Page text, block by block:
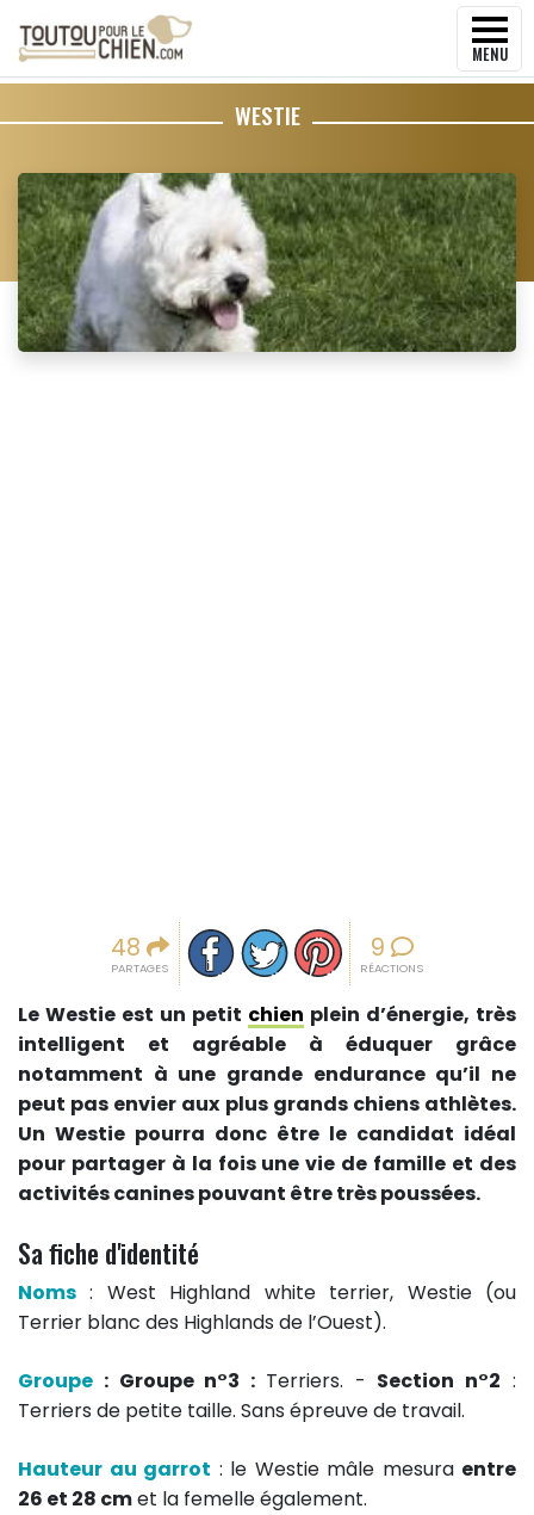
MENU
WESTIE
48
PARTAGES
Partager sur facebook
Partager sur Twitter
Epingler sur Pinterest
9
RÉACTIONS
Le Westie est un petit chien plein d’énergie, très
intelligent et agréable à éduquer grâce
notamment à une grande endurance qu’il ne
peut pas envier aux plus grands chiens athlètes.
Un Westie pourra donc être le candidat idéal
pour partager à la fois une vie de famille et des
activités canines pouvant être très poussées.
Sa fiche d'identité
Noms : West Highland white terrier, Westie (ou
Terrier blanc des Highlands de l’Ouest).
Groupe : Groupe n°3 : Terriers. - Section n°2 :
Terriers de petite taille. Sans épreuve de travail.
Hauteur au garrot : le Westie mâle mesura entre
26 et 28 cmet la femelle également.